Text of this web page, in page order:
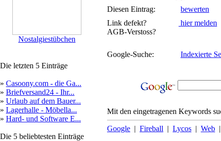
Nostalgiestübchen
Die letzten 5 Einträge
» Casoony.com - die Ga...
» Briefversand24 - Ihr...
» Urlaub auf dem Bauer...
» Lagerhalle - Möbella...
» Hard- und Software E...
Die 5 beliebtesten Einträge
Diesen Eintrag:
bewerten
Link defekt?
AGB-Verstoss?
hier melden
Google-Suche: Indexierte
Mit den eingetragenen Keywords
Google | Fireball | Lycos | Web